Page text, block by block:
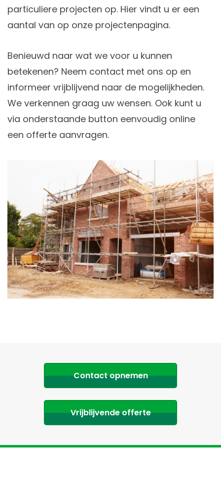
particuliere projecten op. Hier vindt u er een
aantal van op onze projectenpagina.
Benieuwd naar wat we voor u kunnen
betekenen? Neem contact met ons op en
informeer vrijblijvend naar de mogelijkheden.
We verkennen graag uw wensen. Ook kunt u
via onderstaande button eenvoudig online
een offerte aanvragen.
Contact opnemen
Vrijblijvende offerte